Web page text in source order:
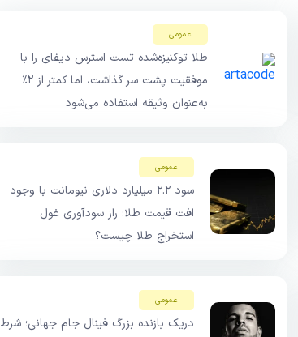
عمومی
طلا توکنیزه‌شده تست استرس دیفای را با
موفقیت پشت سر گذاشت، اما کمتر از ۲٪
به‌عنوان وثیقه استفاده می‌شود
عمومی
سود ۲.۲ میلیارد دلاری نیومانت با وجود
افت قیمت طلا؛ راز سودآوری غول
استخراج طلا چیست؟
عمومی
دریک بازنده بزرگ فینال جام جهانی؛ شرط